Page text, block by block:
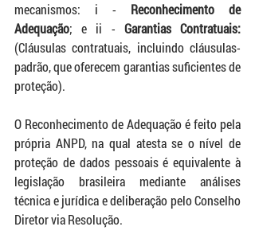
mecanismos: i - Reconhecimento de
Adequação; e ii - Garantias Contratuais:
(Cláusulas contratuais, incluindo cláusulas-
padrão, que oferecem garantias suficientes de
proteção).
O Reconhecimento de Adequação é feito pela
própria ANPD, na qual atesta se o nível de
proteção de dados pessoais é equivalente à
legislação brasileira mediante análises
técnica e jurídica e deliberação pelo Conselho
Diretor via Resolução.